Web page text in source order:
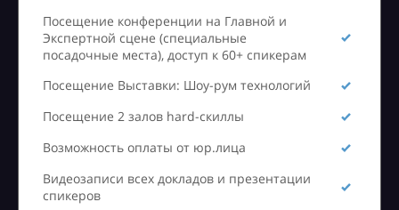
Посещение конференции на Главной и
Экспертной сцене (специальные
посадочные места), доступ к 60+ спикерам
Посещение Выставки: Шоу-рум технологий
Посещение 2 залов hard-скиллы
Возможность оплаты от юр.лица
Видеозаписи всех докладов и презентации
спикеров